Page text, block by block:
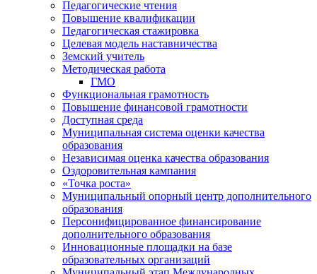
Педагогические чтения
Повышение квалификации
Педагогическая стажировка
Целевая модель наставничества
Земский учитель
Методическая работа
ГМО
Функциональная грамотность
Повышение финансовой грамотности
Доступная среда
Муниципальная система оценки качества
образования
Независимая оценка качества образования
Оздоровительная кампания
«Точка роста»
Муниципальный опорный центр дополнительного
образования
Персонифицированное финансирование
дополнительного образования
Инновационные площадки на базе
образовательных организаций